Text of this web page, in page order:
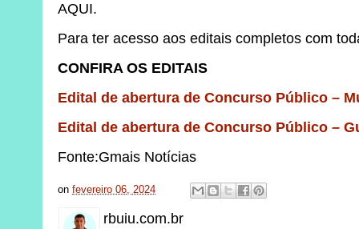
AQUI.
Para ter acesso aos editais completos com
CONFIRA OS EDITAIS
Edital de abertura de Concurso Público –
Edital de abertura de Concurso Público –
Fonte:Gmais Notícias
onfevereiro 06, 2024
rbuiu.com.br